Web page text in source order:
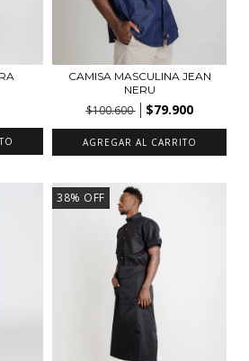
CAMISA MASCULINA JEAN
NERU
$100.600 $79.900
AGREGAR AL CARRITO
38% OFF